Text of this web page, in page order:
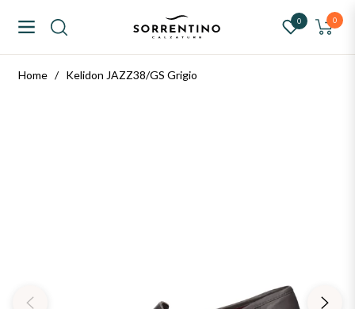
Navigation Calzature 0
Carrello
0
Home / Kelidon JAZZ38/GS Grigio